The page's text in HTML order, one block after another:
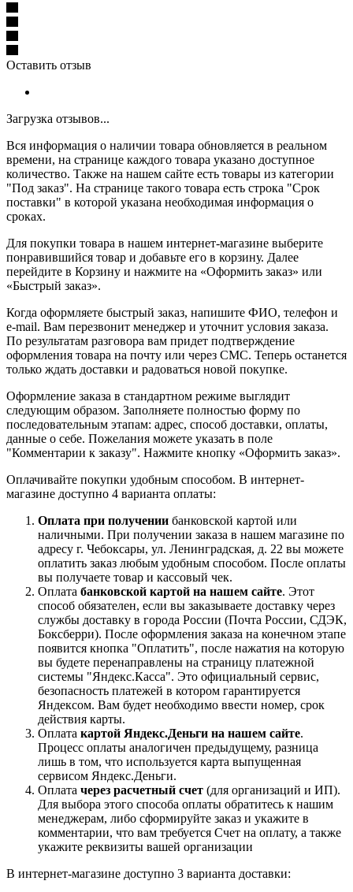
Оставить отзыв
Загрузка отзывов...
Вся информация о наличии товара обновляется в реальном
времени, на странице каждого товара указано доступное
количество. Также на нашем сайте есть товары из категории
"Под заказ". На странице такого товара есть строка "Срок
поставки" в которой указана необходимая информация о
сроках.
Для покупки товара в нашем интернет-магазине выберите
понравившийся товар и добавьте его в корзину. Далее
перейдите в Корзину и нажмите на «Оформить заказ» или
«Быстрый заказ».
Когда оформляете быстрый заказ, напишите ФИО, телефон и
e-mail. Вам перезвонит менеджер и уточнит условия заказа.
По результатам разговора вам придет подтверждение
оформления товара на почту или через СМС. Теперь останется
только ждать доставки и радоваться новой покупке.
Оформление заказа в стандартном режиме выглядит
следующим образом. Заполняете полностью форму по
последовательным этапам: адрес, способ доставки, оплаты,
данные о себе. Пожелания можете указать в поле
"Комментарии к заказу". Нажмите кнопку «Оформить заказ».
Оплачивайте покупки удобным способом. В интернет-
магазине доступно 4 варианта оплаты:
Оплата при получении банковской картой или
наличными. При получении заказа в нашем магазине по
адресу г. Чебоксары, ул. Ленинградская, д. 22 вы можете
оплатить заказ любым удобным способом. После оплаты
вы получаете товар и кассовый чек.
Оплата банковской картой на нашем сайте. Этот
способ обязателен, если вы заказываете доставку через
службы доставку в города России (Почта России, СДЭК,
Боксберри). После оформления заказа на конечном этапе
появится кнопка "Оплатить", после нажатия на которую
вы будете перенаправлены на страницу платежной
системы "Яндекс.Касса". Это официальный сервис,
безопасность платежей в котором гарантируется
Яндексом. Вам будет необходимо ввести номер, срок
действия карты.
Оплата картой Яндекс.Деньги на нашем сайте.
Процесс оплаты аналогичен предыдущему, разница
лишь в том, что используется карта выпущенная
сервисом Яндекс.Деньги.
Оплата через расчетный счет (для организаций и ИП).
Для выбора этого способа оплаты обратитесь к нашим
менеджерам, либо сформируйте заказ и укажите в
комментарии, что вам требуется Счет на оплату, а также
укажите реквизиты вашей организации
В интернет-магазине доступно 3 варианта доставки: